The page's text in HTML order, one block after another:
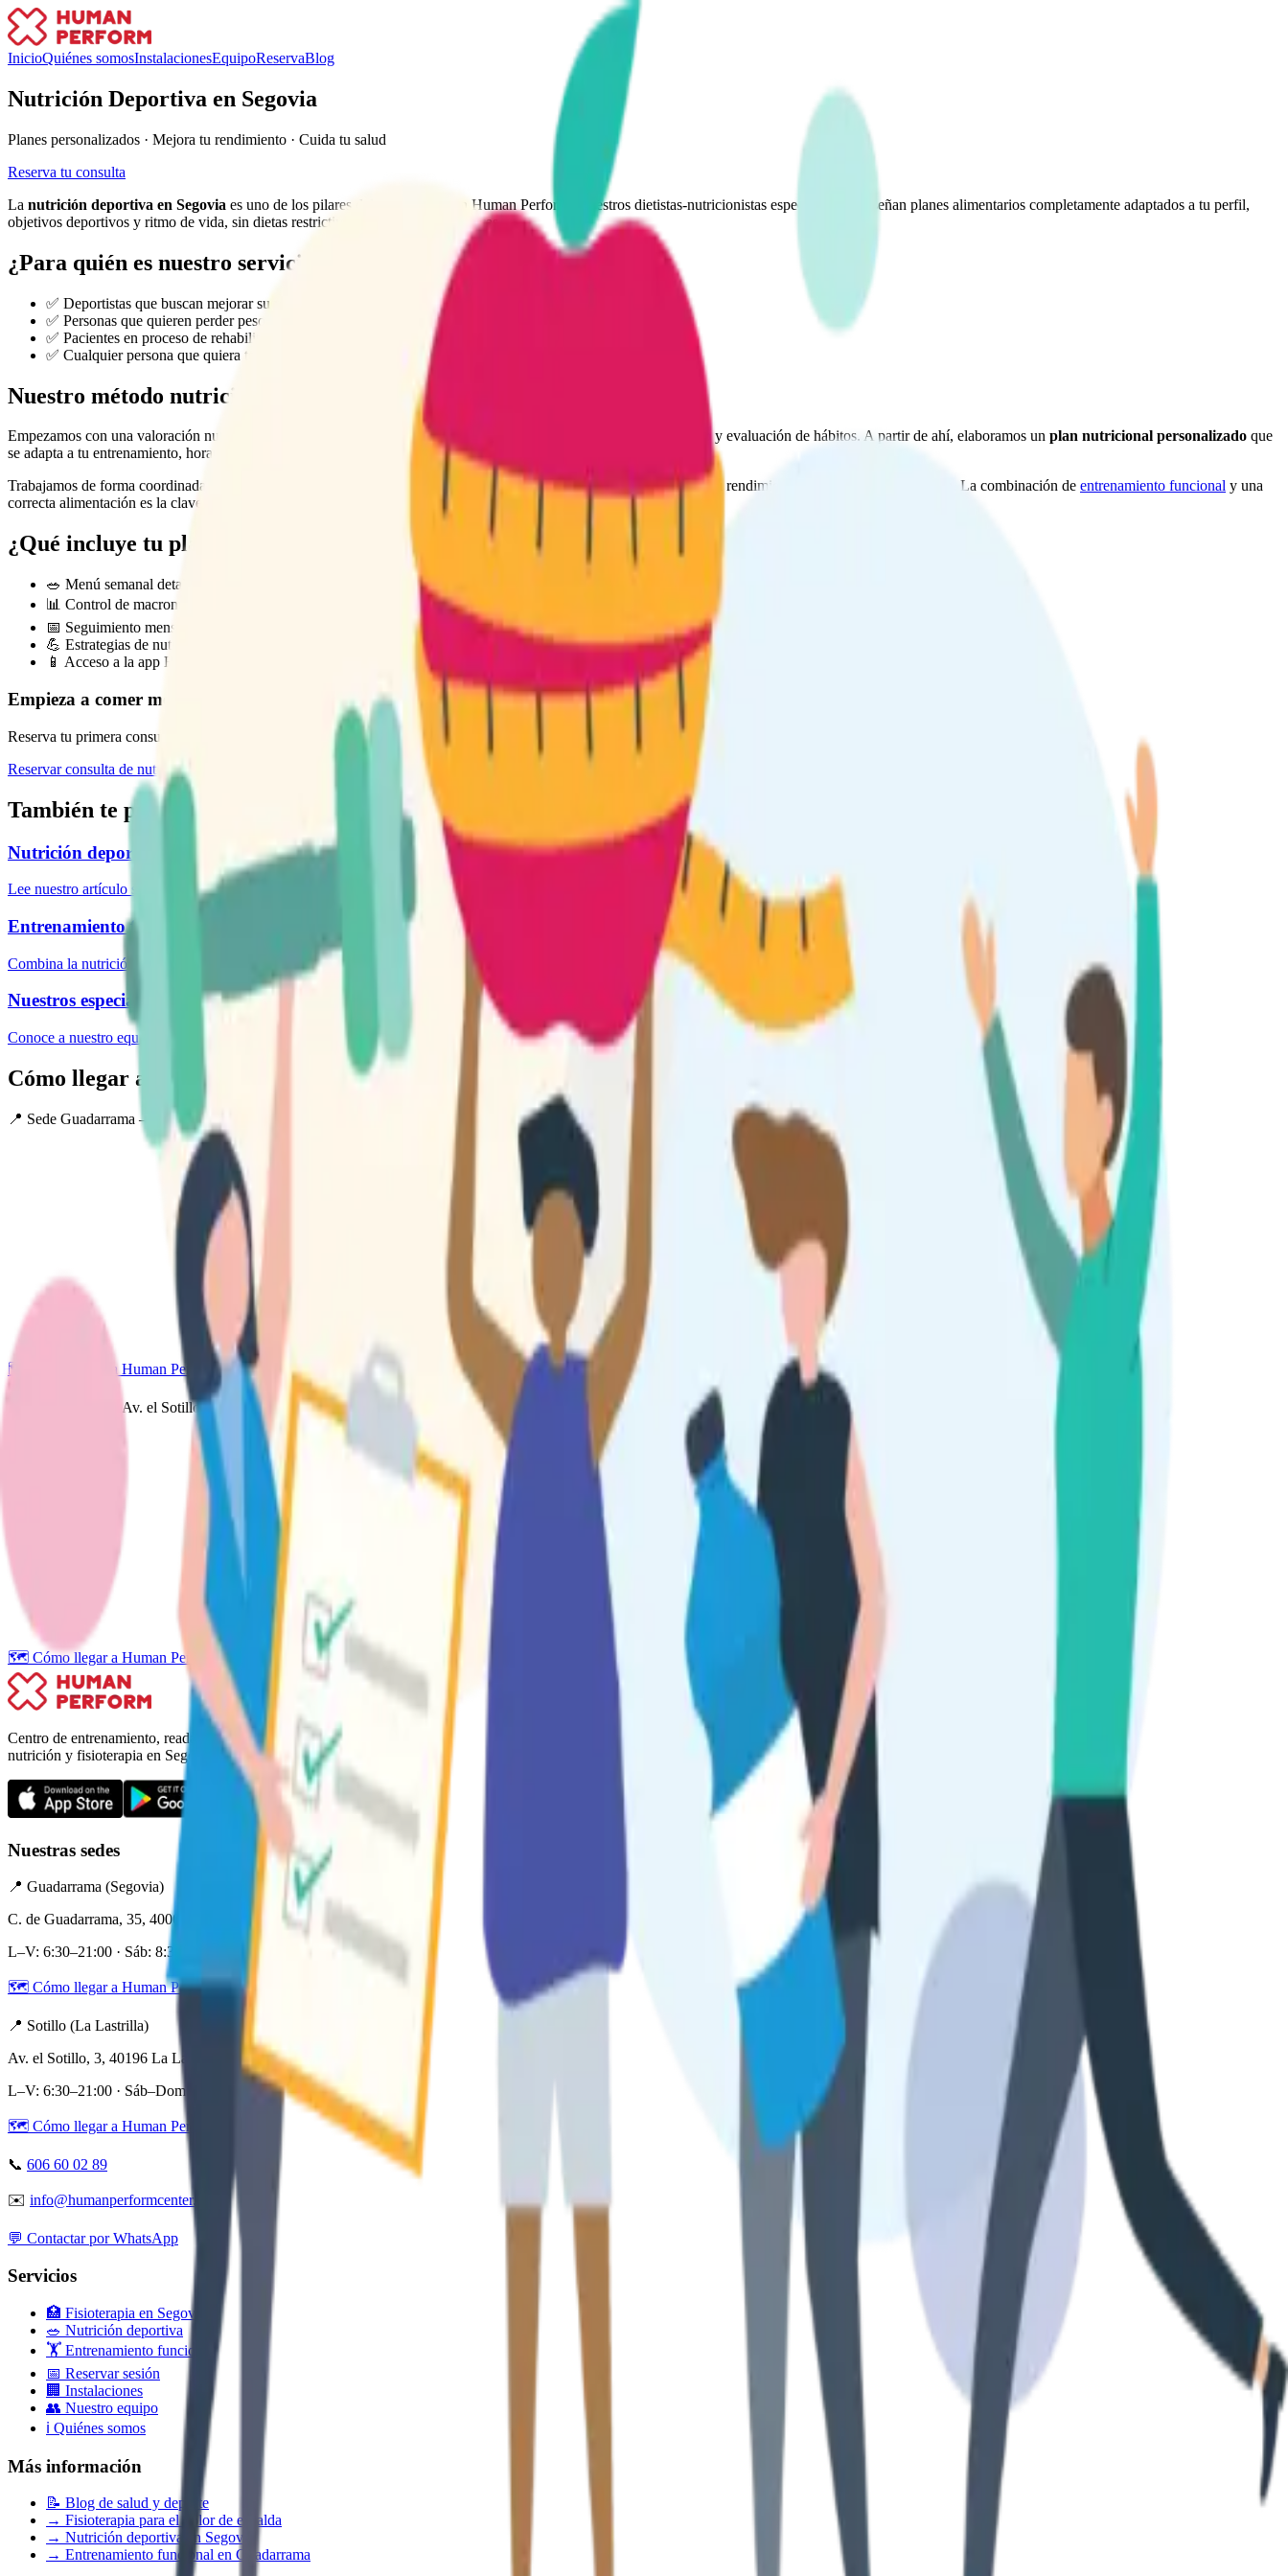
InicioQuiénes somosInstalacionesEquipoReservaBlog
Nutrición Deportiva en Segovia
Planes personalizados · Mejora tu rendimiento · Cuida tu salud
Reserva tu consulta
La nutrición deportiva en Segovia es uno de los pilares del rendimiento en Human Perform. Nuestros dietistas-nutricionistas especializados diseñan planes alimentarios completamente adaptados a tu perfil,
objetivos deportivos y ritmo de vida, sin dietas restrictivas ni soluciones genéricas.
¿Para quién es nuestro servicio?
✅ Deportistas que buscan mejorar su rendimiento o composición corporal
✅ Personas que quieren perder peso de forma sostenible sin pasar hambre
✅ Pacientes en proceso de rehabilitación que necesitan soporte nutricional
✅ Cualquier persona que quiera tener una relación saludable con la alimentación
Nuestro método nutricional
Empezamos con una valoración nutricional completa que incluye análisis de composición corporal, historial dietético y evaluación de hábitos. A partir de ahí, elaboramos un plan nutricional personalizado que
se adapta a tu entrenamiento, horarios y preferencias alimentarias.
Trabajamos de forma coordinada con nuestro equipo de entrenadores y fisioterapeutas para que la nutrición potencie tu rendimiento y acelere tu recuperación. La combinación de entrenamiento funcional y una
correcta alimentación es la clave para alcanzar tus objetivos en el menor tiempo posible.
¿Qué incluye tu plan?
🥗 Menú semanal detallado adaptado a tus gustos
📊 Control de macronutrientes y micronutrientes esenciales
📅 Seguimiento mensual con ajustes según tu progreso
💪 Estrategias de nutrición peri-entrenamiento
📱 Acceso a la app Human Perform para un seguimiento continuo
Empieza a comer mejor hoy
Reserva tu primera consulta de nutrición deportiva en Segovia.
Reservar consulta de nutrición
También te puede interesar
Nutrición deportiva en Segovia: claves para mejorar tu rendimiento
Lee nuestro artículo sobre nutrición deportiva para deportistas.
Entrenamiento funcional en Guadarrama
Combina la nutrición con un entrenamiento funcional de calidad.
Nuestros especialistas en nutrición
Conoce a nuestro equipo de dietistas-nutricionistas en Segovia.
Cómo llegar a Human Perform
📍 Sede Guadarrama — C. de Guadarrama 35, 40006 Segovia
🗺️ Cómo llegar a Human Perform Segovia (Guadarrama)
📍 Sede Sotillo — Av. el Sotillo 3, 40196 La Lastrilla, Segovia
🗺️ Cómo llegar a Human Perform Sotillo (La Lastrilla)
Centro de entrenamiento, readaptación de lesiones,
nutrición y fisioterapia en Segovia.
Nuestras sedes
📍 Guadarrama (Segovia)
C. de Guadarrama, 35, 40006 Segovia
L–V: 6:30–21:00 · Sáb: 8:30–13:00
🗺️ Cómo llegar a Human Perform Segovia
📍 Sotillo (La Lastrilla)
Av. el Sotillo, 3, 40196 La Lastrilla, Segovia
L–V: 6:30–21:00 · Sáb–Dom: Cerrado
🗺️ Cómo llegar a Human Perform Sotillo
📞 606 60 02 89
✉️ info@humanperformcenter.com
💬 Contactar por WhatsApp
Servicios
🏥 Fisioterapia en Segovia
🥗 Nutrición deportiva
🏋️ Entrenamiento funcional
📅 Reservar sesión
🏢 Instalaciones
👥 Nuestro equipo
ℹ️ Quiénes somos
Más información
📝 Blog de salud y deporte
→ Fisioterapia para el dolor de espalda
→ Nutrición deportiva en Segovia
→ Entrenamiento funcional en Guadarrama